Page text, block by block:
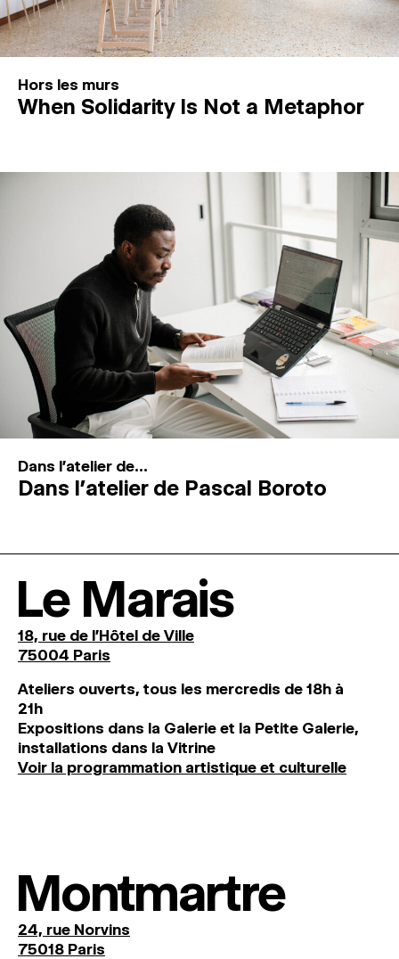
Hors les murs
When Solidarity Is Not a Metaphor
Dans l'atelier de...
Dans l’atelier de Pascal Boroto
Le Marais
18, rue de l'Hôtel de Ville
75004 Paris
Ateliers ouverts, tous les mercredis de 18h à
21h
Expositions dans la Galerie et la Petite Galerie,
installations dans la Vitrine
Voir la programmation artistique et culturelle
Montmartre
24, rue Norvins
75018 Paris